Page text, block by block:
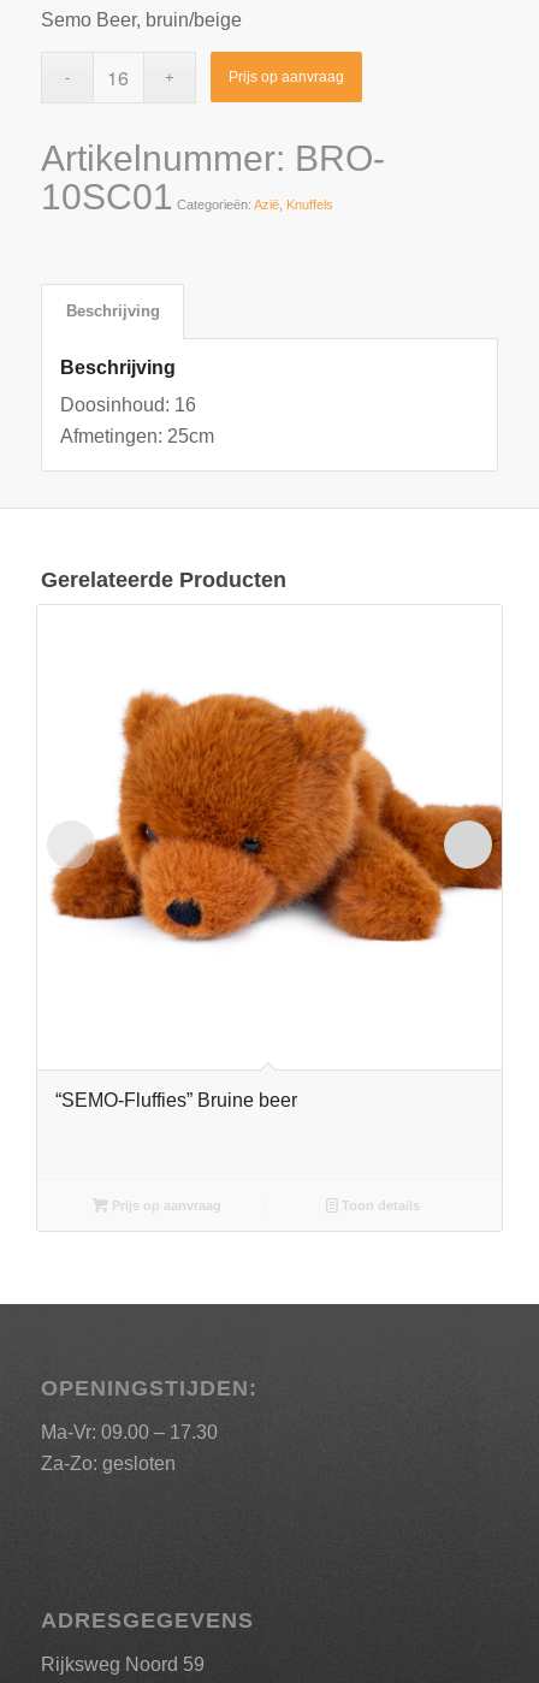
Semo Beer, bruin/beige
Prijs op aanvraag
Artikelnummer: BRO-
10SC01 Categorieën: Azië, Knuffels
Beschrijving
Beschrijving
Doosinhoud: 16
Afmetingen: 25cm
Gerelateerde Producten
“SEMO-Fluffies” Bruine beer
Prijs op aanvraag Toon details
OPENINGSTIJDEN:
Ma-Vr: 09.00 – 17.30
Za-Zo: gesloten
ADRESGEGEVENS
Rijksweg Noord 59